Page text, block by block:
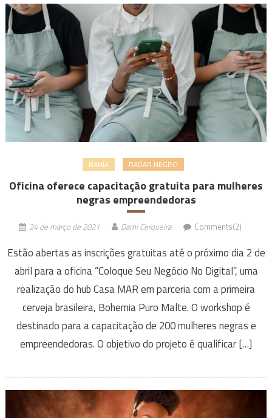
BAHIA RADAR NEGRO
Oficina oferece capacitação gratuita para mulheres
negras empreendedoras
24 de março de 2021 Dami Cerqueira Comments(2)
Estão abertas as inscrições gratuitas até o próximo dia 2 de
abril para a oficina “Coloque Seu Negócio No Digital”, uma
realização do hub Casa MAR em parceria com a primeira
cerveja brasileira, Bohemia Puro Malte. O workshop é
destinado para a capacitação de 200 mulheres negras e
empreendedoras. O objetivo do projeto é qualificar […]